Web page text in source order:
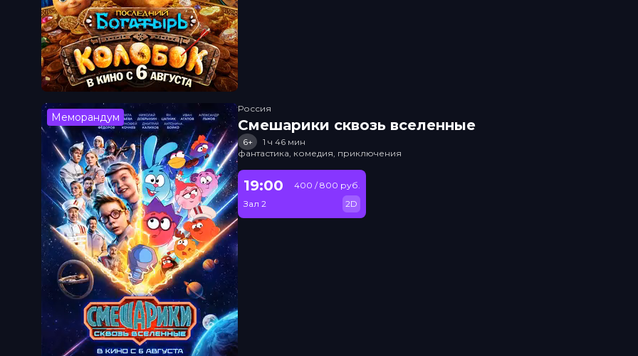
Меморандум
Россия
Смешарики сквозь вселенные
6+
1 ч 46 мин
фантастика, комедия, приключения
19:00
Зал 2
400 / 800 руб.
2D